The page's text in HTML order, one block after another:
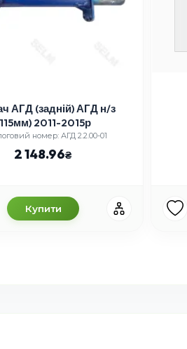
АГД (задній) АГД н/з
2011-2015р
номер: АГД 2.2.00-01
2 148.96
Купити